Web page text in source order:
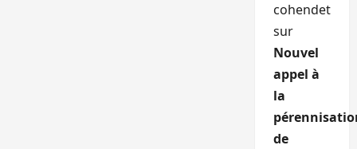
cohendet
sur
Nouvel
appel à
la
de